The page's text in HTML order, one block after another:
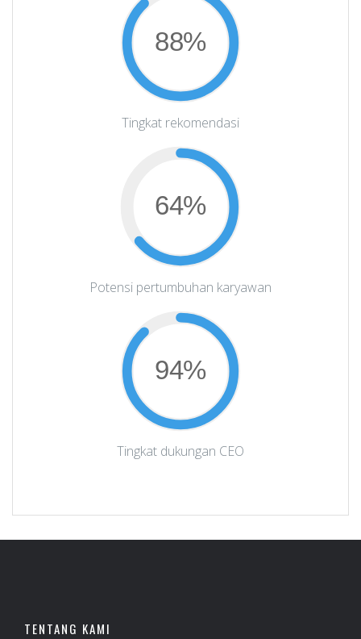
88%
Tingkat rekomendasi
64%
Potensi pertumbuhan karyawan
94%
Tingkat dukungan CEO
TENTANG KAMI